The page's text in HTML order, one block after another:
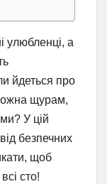
улюбленці, а
йдеться про
щурам,
У цій
безпечних
щоб
сто!